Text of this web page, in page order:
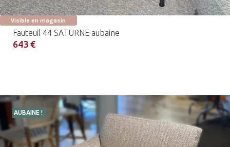
Visible en magasin
Fauteuil 44 SATURNE aubaine
643 €
AUBAINE !